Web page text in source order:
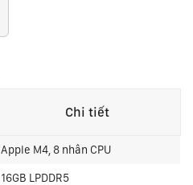
Chi tiết
Apple M4, 8 nhân CPU
16GB LPDDR5